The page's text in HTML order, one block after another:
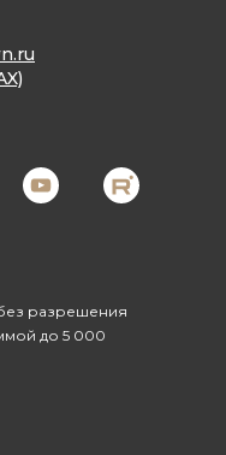
разрешения
до 5 000